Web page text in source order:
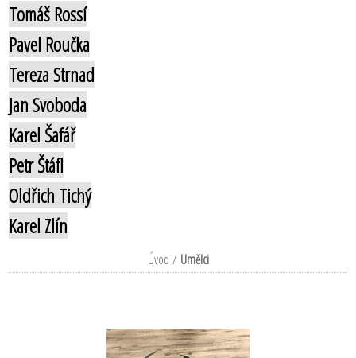
Tomáš Rossí
Pavel Roučka
Tereza Strnad
Jan Svoboda
Karel Šafář
Petr Štáfl
Oldřich Tichý
Karel Zlín
Úvod / Umělci